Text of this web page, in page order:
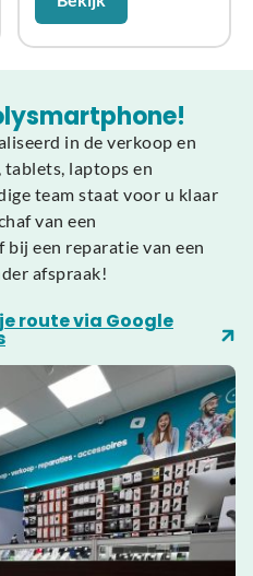
in de verkoop en
laptops en
team staat voor u klaar
van een
een reparatie van een
afspraak!
route via Google